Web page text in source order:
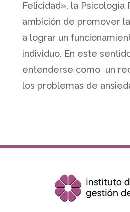
Felicidad», la Psicología
ambición de promover
a lograr un
individuo. En este
entenderse como un
los problemas de